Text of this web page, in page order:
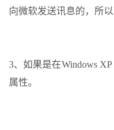
向微软发送讯息的，所
3、如果是在Windows
属性。